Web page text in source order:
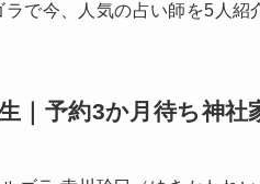
で今、人気の占い師を5人紹
｜予約3か月待ち神社